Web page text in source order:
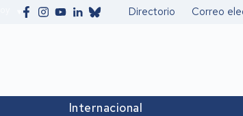
Secundario
Directorio Correo
Internacional